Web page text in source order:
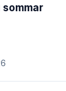
sommar